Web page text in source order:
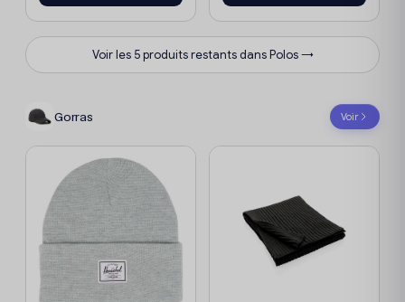
Voir les 5 produits restants dans Polos →
Gorras Voir